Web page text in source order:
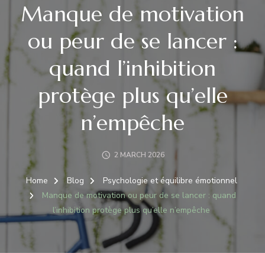
Manque de motivation
ou peur de se lancer :
quand l’inhibition
protège plus qu’elle
n’empêche
2 MARCH 2026
Home Blog
Psychologie et équilibre émotionnel
Manque de motivation ou peur de se lancer : quand
l’inhibition protège plus qu’elle n’empêche